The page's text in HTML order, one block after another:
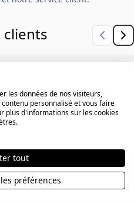
clients
mes e-mails,
délais et qualité
recommande
les données de nos visiteurs,
personnalisé et vous faire
plus d'informations sur les cookies
tout
préférences